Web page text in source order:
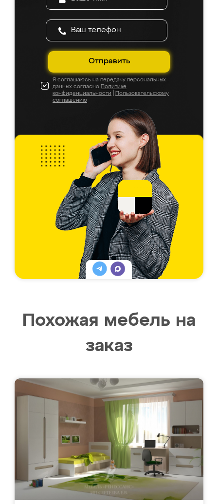
Отправить
Я соглашаюсь на передачу персональных
данных согласно Политике
конфиденциальности
Пользовательскому
соглашению
Похожая мебель на
заказ